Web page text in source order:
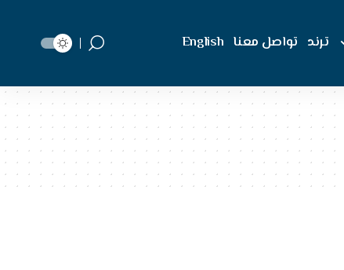
ترند تواصل معنا English